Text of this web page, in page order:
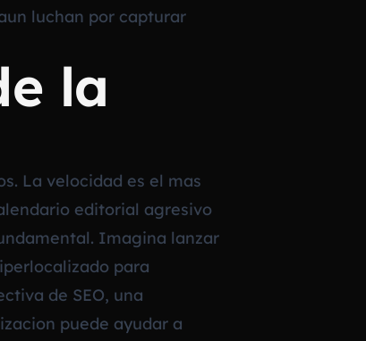
luchan por capturar
la
La velocidad es el mas
editorial agresivo
Imagina lanzar
para
de SEO, una
puede ayudar a